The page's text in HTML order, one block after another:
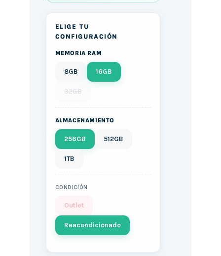
ELIGE TU
CONFIGURACIÓN
MEMORIA RAM
8GB 16GB
32GB
ALMACENAMIENTO
256GB 512GB
1TB
CONDICIÓN
Outlet
Reacondicionado